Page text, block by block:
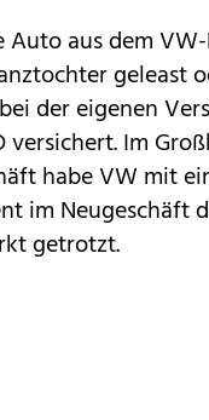
Auto aus dem
geleast
der eigenen
versichert. Im
habe VW mit
im Neugeschäft
getrotzt.